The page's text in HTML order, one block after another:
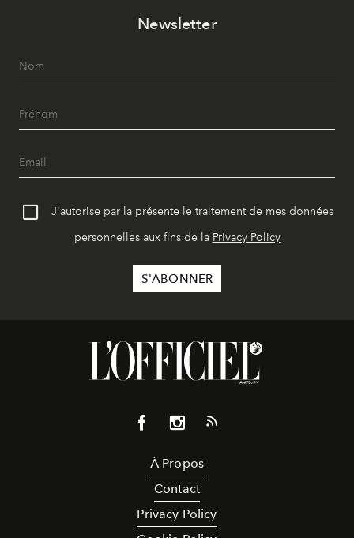
Newsletter
J'autorise par la présente le traitement de mes données
personnelles aux fins de la Privacy Policy
À Propos
Contact
Privacy Policy